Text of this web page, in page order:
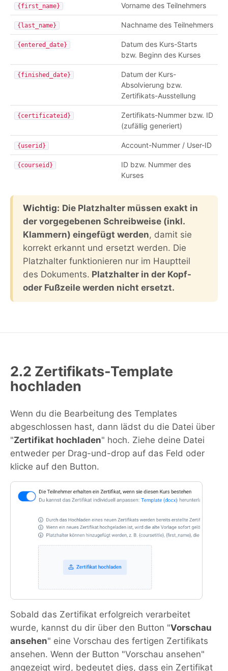
{first_name} Vorname des Teilnehmers
{last_name} Nachname des Teilnehmers
{entered_date}
Datum des Kurs-Starts
bzw. Beginn des Kurses
{finished_date}
Datum der Kurs-
Absolvierung bzw.
Zertifikats-Ausstellung
{certificateid}
Zertifikats-Nummer bzw. ID
(zufällig generiert)
{userid} Account-Nummer / User-ID
{courseid}
ID bzw. Nummer des
Kurses
Wichtig: Die Platzhalter müssen exakt in
der vorgegebenen Schreibweise (inkl.
Klammern) eingefügt werden, damit sie
korrekt erkannt und ersetzt werden. Die
Platzhalter funktionieren nur im Hauptteil
des Dokuments. Platzhalter in der Kopf-
oder Fußzeile werden nicht ersetzt.
2.2 Zertifikats-Template
hochladen
Wenn du die Bearbeitung des Templates
abgeschlossen hast, dann lädst du die Datei über
"Zertifikat hochladen" hoch. Ziehe deine Datei
entweder per Drag-und-drop auf das Feld oder
klicke auf den Button.
Sobald das Zertifikat erfolgreich verarbeitet
wurde, kannst du dir über den Button "Vorschau
ansehen" eine Vorschau des fertigen Zertifikats
ansehen. Wenn der Button "Vorschau ansehen"
angezeigt wird, bedeutet dies, dass ein Zertifikat